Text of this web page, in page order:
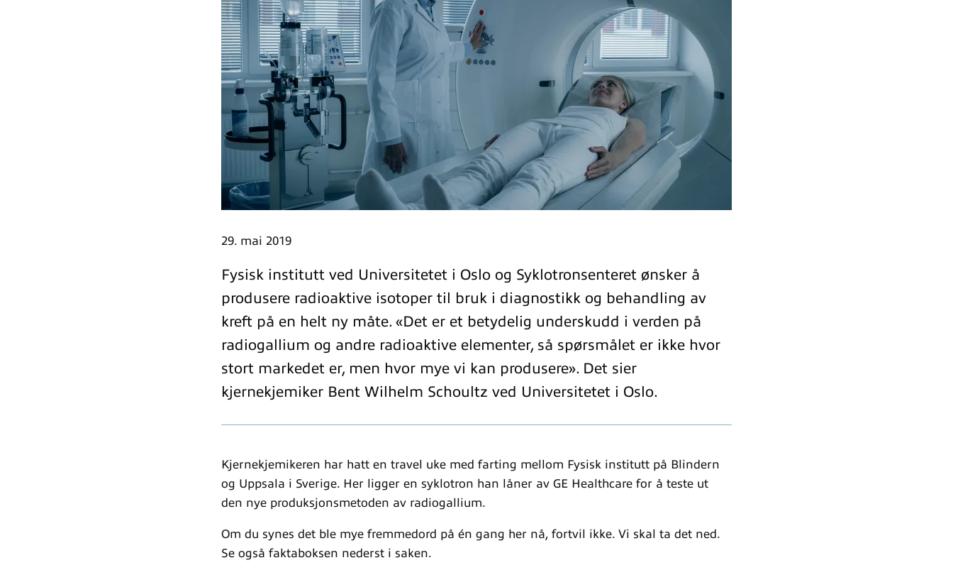
29. mai 2019
Fysisk institutt ved Universitetet i Oslo og Syklotronsenteret ønsker å
produsere radioaktive isotoper til bruk i diagnostikk og behandling av
kreft på en helt ny måte. «Det er et betydelig underskudd i verden på
radiogallium og andre radioaktive elementer, så spørsmålet er ikke hvor
stort markedet er, men hvor mye vi kan produsere». Det sier
kjernekjemiker Bent Wilhelm Schoultz ved Universitetet i Oslo.
Kjernekjemikeren har hatt en travel uke med farting mellom Fysisk institutt på Blindern
og Uppsala i Sverige. Her ligger en syklotron han låner av GE Healthcare for å teste ut
den nye produksjonsmetoden av radiogallium.
Om du synes det ble mye fremmedord på én gang her nå, fortvil ikke. Vi skal ta det ned.
Se også faktaboksen nederst i saken.